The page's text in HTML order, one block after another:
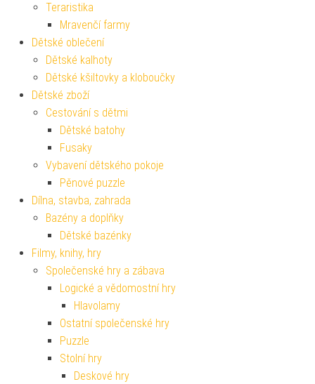
Teraristika
Mravenčí farmy
Dětské oblečení
Dětské kalhoty
Dětské kšiltovky a kloboučky
Dětské zboží
Cestování s dětmi
Dětské batohy
Fusaky
Vybavení dětského pokoje
Pěnové puzzle
Dílna, stavba, zahrada
Bazény a doplňky
Dětské bazénky
Filmy, knihy, hry
Společenské hry a zábava
Logické a vědomostní hry
Hlavolamy
Ostatní společenské hry
Puzzle
Stolní hry
Deskové hry